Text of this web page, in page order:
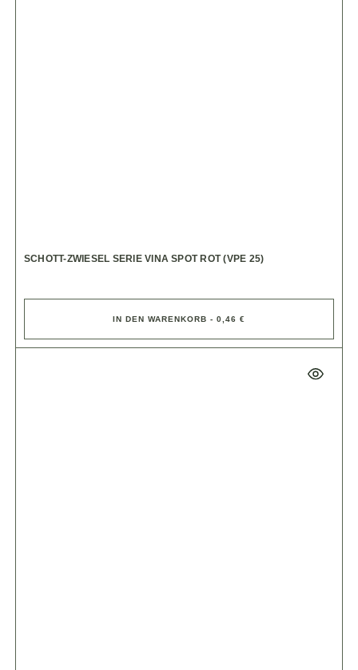
SCHOTT-ZWIESEL SERIE VINA SPOT ROT (VPE 25)
IN DEN WARENKORB - 0,46 €